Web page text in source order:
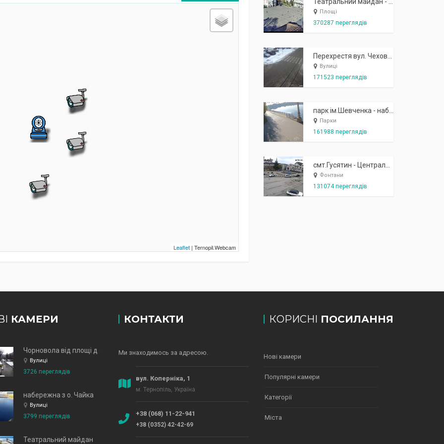
Leaflet| Ternopil.Webcam
Площі
370287 переглядів
Вулиці
171523 переглядів
Парки
161988 переглядів
Фонтани
131074 переглядів
КАМЕРИ
Вулиці
3726 переглядів
набережна з о. Чайка
Вулиці
3799 переглядів
Театральний майдан
КОНТАКТИ
Ми знаходимось за адресою.
вул. Коперніка, 1
м. Тернопіль, Україна
+38 (068) 11-22-941
+38 (0352) 42-42-69
КОРИСНІ ПОСИЛАННЯ
Нові камери
Популярні камери
Категорії
Міста